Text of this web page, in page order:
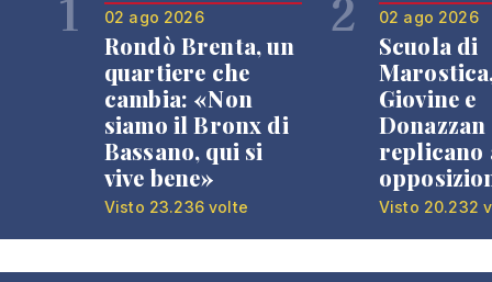
02 ago 2026
Rondò Brenta, un
quartiere che
cambia: «Non
siamo il Bronx di
Bassano, qui si
vive bene»
Visto 23.236 volte
02 ago 2026
Scuola di
Giovine e
Donazzan
replicano
Visto 20.232